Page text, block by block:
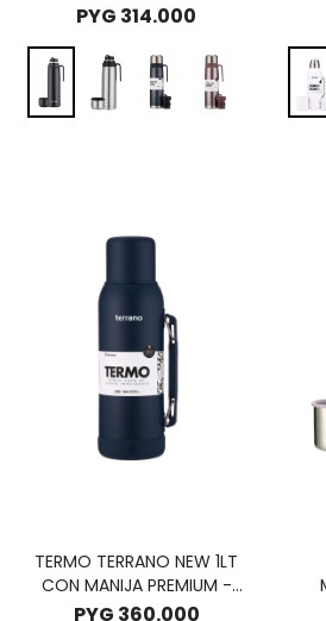
PYG 314.000
TERMO TERRANO NEW 1LT
CON MANIJA PREMIUM -
AZUL OPACO
PYG 360.000